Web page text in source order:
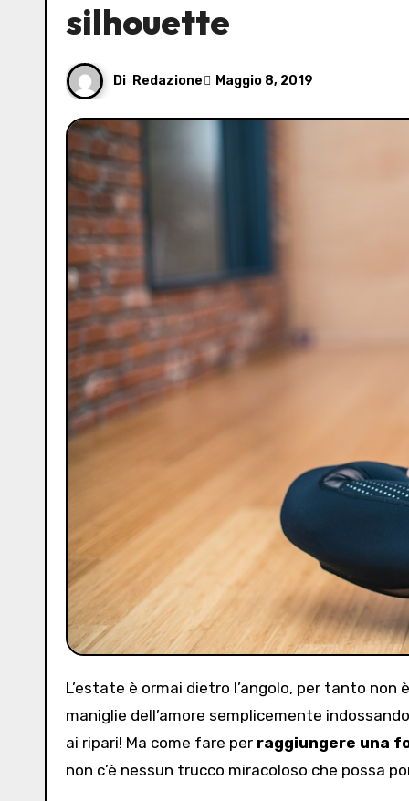
silhouette
Di Redazione Maggio 8, 2019
L’estate è ormai dietro l’angolo, per tanto non è più possibile pensare di nascondere gli antiestetici rotolini e le
maniglie dell’amore semplicemente
ai ripari! Ma come fare per raggiungere una
non c’è nessun trucco miracoloso che possa